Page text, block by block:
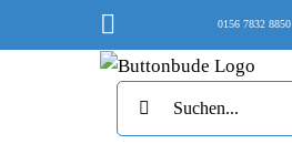
Instagram0156 7832 8850